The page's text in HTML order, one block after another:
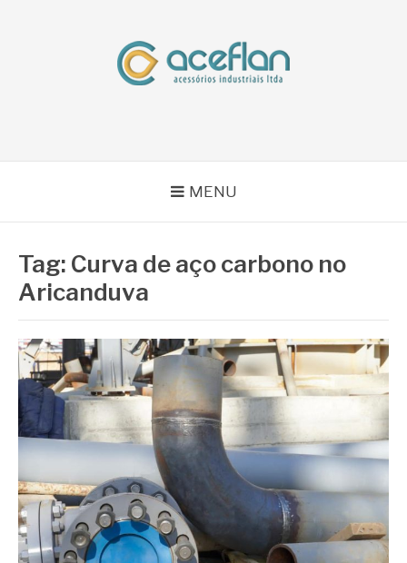
MENU
Tag: Curva de aço carbono no
Aricanduva